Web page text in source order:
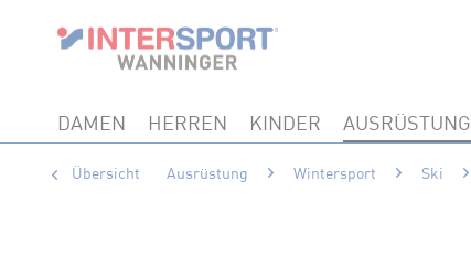
DAMEN HERREN KINDER AUSRÜSTUNG
Übersicht Ausrüstung Wintersport Ski